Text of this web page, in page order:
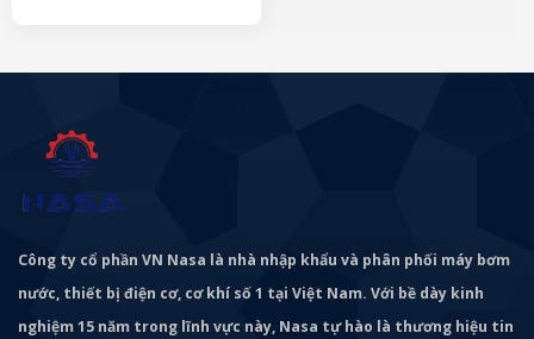
Công ty cổ phần VN Nasa là nhà nhập khẩu và phân phối máy bơm
nước, thiết bị điện cơ, cơ khí số 1 tại Việt Nam. Với bề dày kinh
nghiệm 15 năm trong lĩnh vực này, Nasa tự hào là thương hiệu tin